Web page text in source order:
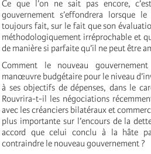
Ce que l’on ne sait pas encore,
gouvernement s’effondrera lorsque
toujours fait, sur le fait que son
méthodologiquement irréprochable et
de manière si parfaite qu’il ne peut être
Comment le nouveau
manœuvre budgétaire pour le niveau
à ses objectifs de dépenses, dans le
Rouvrira-t-il les négociations
avec les créanciers bilatéraux et
plus importante sur l’encours de la
accord que celui conclu à la hâte
contraindre le nouveau gouvernement ?